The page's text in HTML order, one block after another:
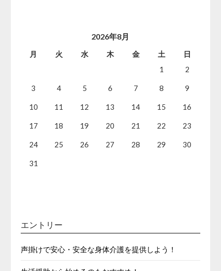
2026年8月
月 火 水 木 金 土
日
1
2
3 4 5 6 7 8 9
10 11 12 13 14 15 16
17 18 19 20 21 22 23
24 25 26 27 28 29 30
31
エントリー
声掛けで安心・安全な身体介護を提供しよう！